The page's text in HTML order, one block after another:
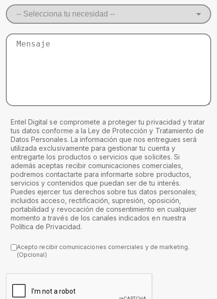
Entel Digital se compromete a proteger tu privacidad y tratar
tus datos conforme a la Ley de Protección y Tratamiento de
Datos Personales. La información que nos entregues será
utilizada exclusivamente para gestionar tu cuenta y
entregarte los productos o servicios que solicites. Si
además aceptas recibir comunicaciones comerciales,
podremos contactarte para informarte sobre productos,
servicios y contenidos que puedan ser de tu interés.
Puedes ejercer tus derechos sobre tus datos personales;
incluidos acceso, rectificación, supresión, oposición,
portabilidad y revocación de consentimiento en cualquier
momento a través de los canales indicados en nuestra
Política de Privacidad.
Acepto recibir comunicaciones comerciales y de marketing.
(Opcional)